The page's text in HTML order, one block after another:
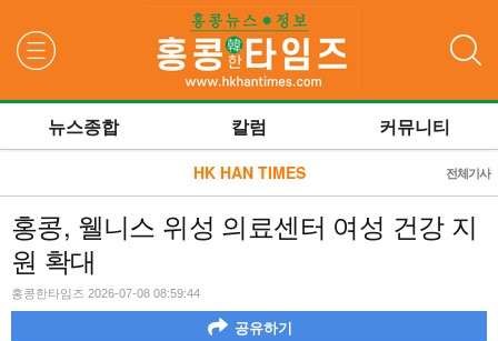
뉴스종합 칼럼 커뮤니티
HK HAN TIMES 전체기사
홍콩, 웰니스 위성 의료센터 여성 건강 지
원 확대
홍콩한타임즈 2026-07-08 08:59:44
공유하기